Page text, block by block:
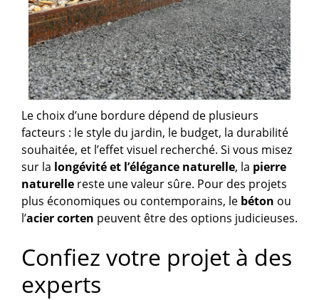
Le choix d’une bordure dépend de plusieurs
facteurs : le style du jardin, le budget, la durabilité
souhaitée, et l’effet visuel recherché. Si vous misez
sur la longévité et l’élégance naturelle, la pierre
naturelle reste une valeur sûre. Pour des projets
plus économiques ou contemporains, le béton ou
l’acier corten peuvent être des options judicieuses.
Confiez votre projet à des
experts